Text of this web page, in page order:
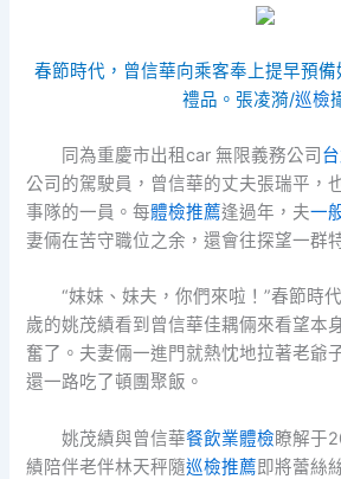
春節時代，曾信華向乘客奉上提早預
禮品。張凌漪/巡檢
同為重慶市出租car 無限義務公司
公司的駕駛員，曾信華的丈夫張瑞平，
事隊的一員。每體檢推薦逢過年，夫一
妻倆在苦守職位之余，還會往探望一群
“妹妹、妹夫，你們來啦！”春節時代
歲的姚茂績看到曾信華佳耦倆來看望本
奮了。夫妻倆一進門就熱忱地拉著老爺
還一路吃了頓團聚飯。
姚茂績與曾信華餐飲業體檢瞭解于
績陪伴老伴林天秤隨巡檢推薦即將蕾絲